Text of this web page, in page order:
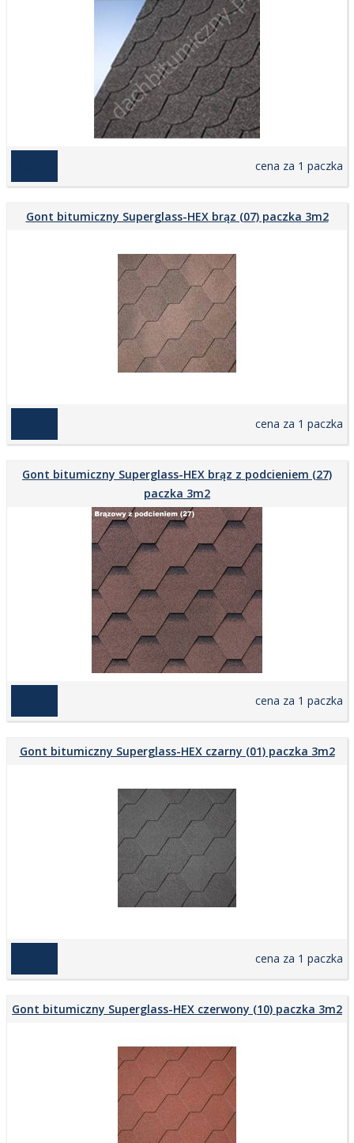
cena za 1 paczka
Gont bitumiczny Superglass-HEX brąz (07) paczka 3m2
cena za 1 paczka
Gont bitumiczny Superglass-HEX brąz z podcieniem (27)
paczka 3m2
cena za 1 paczka
Gont bitumiczny Superglass-HEX czarny (01) paczka 3m2
cena za 1 paczka
Gont bitumiczny Superglass-HEX czerwony (10) paczka 3m2